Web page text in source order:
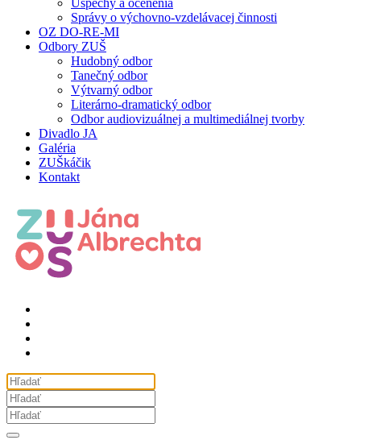
Úspechy a ocenenia
Správy o výchovno-vzdelávacej činnosti
OZ DO-RE-MI
Odbory ZUŠ
Hudobný odbor
Tanečný odbor
Výtvarný odbor
Literárno-dramatický odbor
Odbor audiovizuálnej a multimediálnej tvorby
Divadlo JA
Galéria
ZUŠkáčik
Kontakt